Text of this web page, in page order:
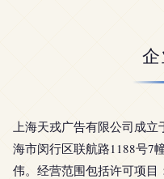
上海天戎广告有限公司成立
海市闵行区联航路1188号7
伟。经营范围包括许可项